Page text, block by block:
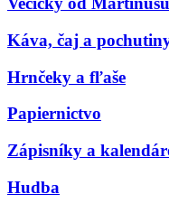
Káva, čaj a
Hrnčeky a fľaše
Papiernictvo
Zápisníky a
Hudba